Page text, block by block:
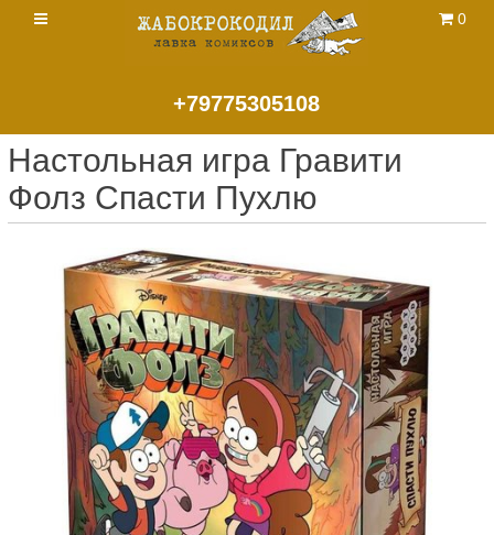
+79775305108
0
Настольная игра Гравити
Фолз Спасти Пухлю